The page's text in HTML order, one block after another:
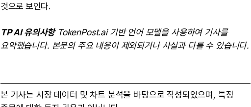
것으로 보인다.
TP AI 유의사항TokenPost.ai 기반 언어 모델을 사용하여 기사를
요약했습니다. 본문의 주요 내용이 제외되거나 사실과 다를 수 있습니다.
본 기사는 시장 데이터 및 차트 분석을 바탕으로 작성되었으며, 특정